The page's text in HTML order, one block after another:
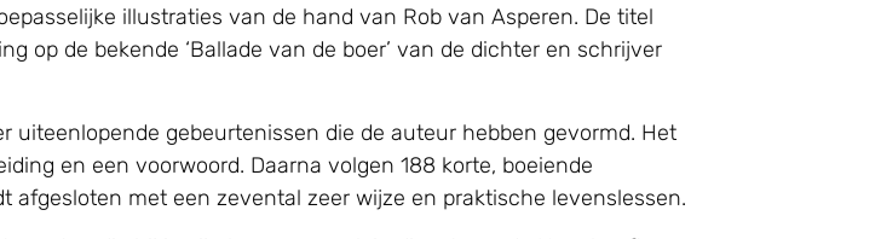
illustraties van de hand van Rob van Asperen. De titel
op de bekende ‘Ballade van de boer’ van de dichter en schrijver
gebeurtenissen die de auteur hebben gevormd. Het
en een voorwoord. Daarna volgen 188 korte, boeiende
met een zevental zeer wijze en praktische levenslessen.